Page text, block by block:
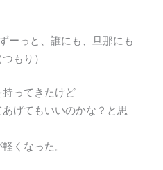
ーっと、誰にも、旦那にも
もり）
ってきたけど
げてもいいのかな？と思
くなった。